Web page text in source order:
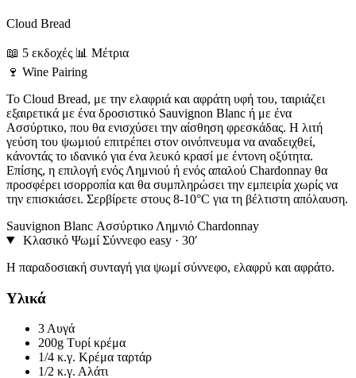
Cloud Bread
📖 5 εκδοχές 📊 Μέτρια
🍷 Wine Pairing
Το Cloud Bread, με την ελαφριά και αφράτη υφή του, ταιριάζει
εξαιρετικά με ένα δροσιστικό Sauvignon Blanc ή με ένα
Ασσύρτικο, που θα ενισχύσει την αίσθηση φρεσκάδας. Η λιτή
γεύση του ψωμιού επιτρέπει στον οινόπνευμα να αναδειχθεί,
κάνοντάς το ιδανικό για ένα λευκό κρασί με έντονη οξύτητα.
Επίσης, η επιλογή ενός Λημνιού ή ενός απαλού Chardonnay θα
προσφέρει ισορροπία και θα συμπληρώσει την εμπειρία χωρίς να
την επισκιάσει. Σερβίρετε στους 8-10°C για τη βέλτιστη απόλαυση.
Sauvignon Blanc Ασσύρτικο Λημνιό Chardonnay
Κλασικό Ψωμί Σύννεφο easy · 30′
Η παραδοσιακή συνταγή για ψωμί σύννεφο, ελαφρύ και αφράτο.
Υλικά
3 Αυγά
200g Τυρί κρέμα
1/4 κ.γ. Κρέμα ταρτάρ
1/2 κ.γ. Αλάτι